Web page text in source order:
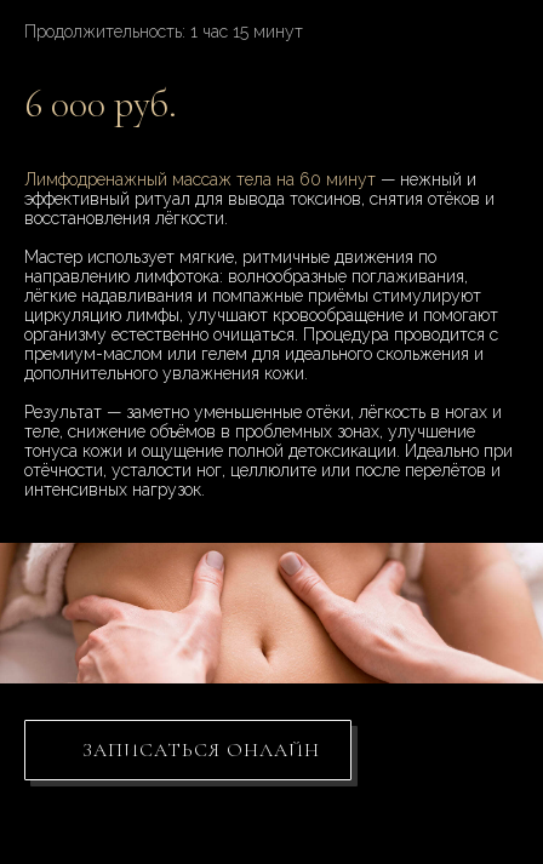
Продолжительность: 1 час 15 минут
6 000 руб.
Лимфодренажный массаж тела на 60 минут — нежный и
эффективный ритуал для вывода токсинов, снятия отёков и
восстановления лёгкости.
Мастер использует мягкие, ритмичные движения по
направлению лимфотока: волнообразные поглаживания,
лёгкие надавливания и помпажные приёмы стимулируют
циркуляцию лимфы, улучшают кровообращение и помогают
организму естественно очищаться. Процедура проводится с
премиум-маслом или гелем для идеального скольжения и
дополнительного увлажнения кожи.
Результат — заметно уменьшенные отёки, лёгкость в ногах и
теле, снижение объёмов в проблемных зонах, улучшение
тонуса кожи и ощущение полной детоксикации. Идеально при
отёчности, усталости ног, целлюлите или после перелётов и
интенсивных нагрузок.
ЗАПИСАТЬСЯ ОНЛАЙН